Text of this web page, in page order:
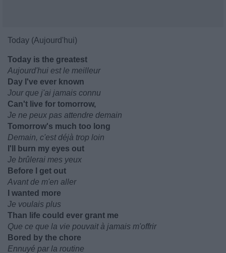
Today (Aujourd'hui)
Today is the greatest
Aujourd'hui est le meilleur
Day I've ever known
Jour que j'ai jamais connu
Can't live for tomorrow,
Je ne peux pas attendre demain
Tomorrow's much too long
Demain, c'est déjà trop loin
I'll burn my eyes out
Je brûlerai mes yeux
Before I get out
Avant de m'en aller
I wanted more
Je voulais plus
Than life could ever grant me
Que ce que la vie pouvait à jamais m'offrir
Bored by the chore
Ennuyé par la routine